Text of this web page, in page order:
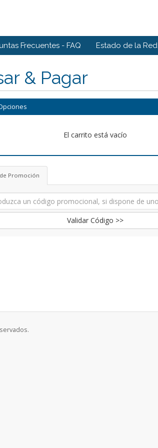
Frecuentes - FAQ Estado de la Red
& Pagar
El carrito está vacío
Promoción
Validar Código >>